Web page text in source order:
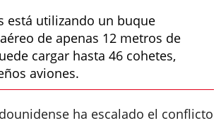
está utilizando un buque
de apenas 12 metros de
cargar hasta 46 cohetes,
aviones.
ha escalado el conflicto